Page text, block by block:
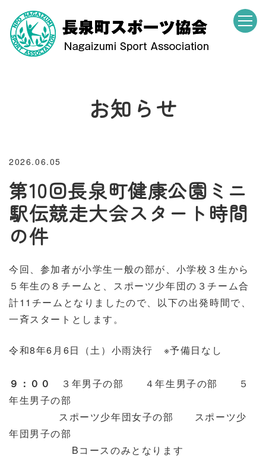
お知らせ
2026.06.05
第10回長泉町健康公園ミニ
駅伝競走大会スタート時間
の件
今回、参加者が小学生一般の部が、小学校３生から
５年生の８チームと、スポーツ少年団の３チーム合
計11チームとなりましたので、以下の出発時間で、
一斉スタートとします。
令和8年6月6日（土）小雨決行 ※予備日なし
９：００
３年男子の部 ４年生男子の部 ５
年生男子の部
スポーツ少年団女子の部 スポーツ少
年団男子の部
Bコースのみとなります